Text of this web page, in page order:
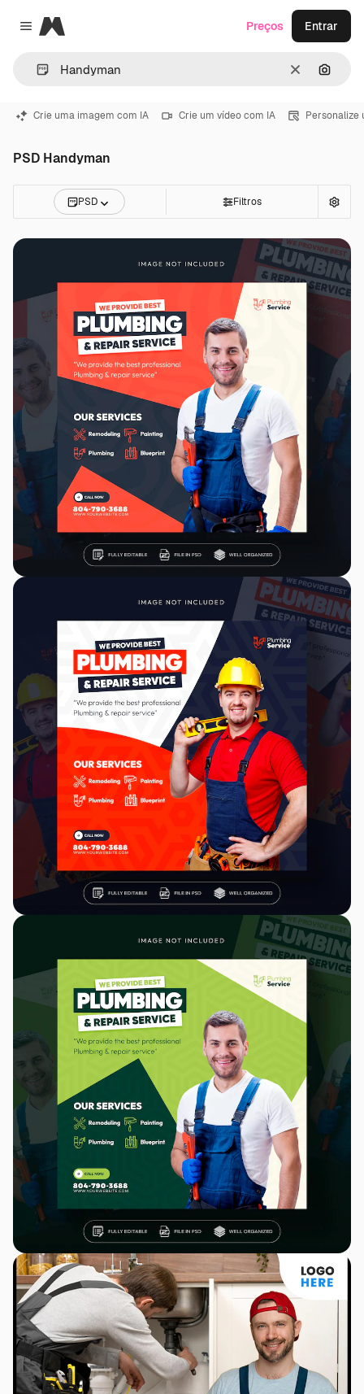
Close menu
Magnific
Limpar
Preços Entrar
Crie uma imagem com IA Crie um vídeo com IA Personalize
PSD Handyman
PSD Filtros